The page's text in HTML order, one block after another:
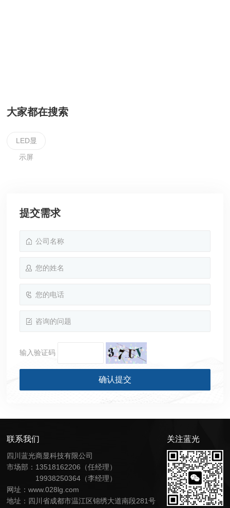
大家都在搜索
LED显
示屏
提交需求
输入验证码
联系我们
四川蓝光商显科技有限公司
市场部：13518162206（任经理）
19938250364（李经理）
网址：www.028lg.com
地址：四川省成都市温江区锦绣大道南段281号
关注蓝光